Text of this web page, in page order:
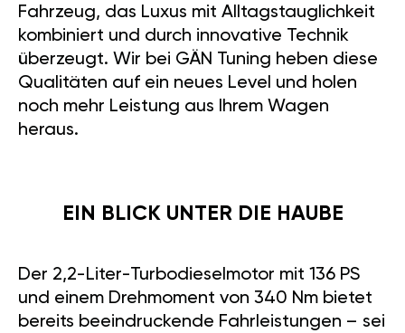
Fahrzeug, das Luxus mit Alltagstauglichkeit
kombiniert und durch innovative Technik
überzeugt. Wir bei GÄN Tuning heben diese
Qualitäten auf ein neues Level und holen
noch mehr Leistung aus Ihrem Wagen
heraus.
EIN BLICK UNTER DIE HAUBE
Der 2,2-Liter-Turbodieselmotor mit 136 PS
und einem Drehmoment von 340 Nm bietet
bereits beeindruckende Fahrleistungen – sei